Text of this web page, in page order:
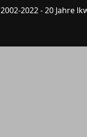
2002-2022 - 20 Jahre